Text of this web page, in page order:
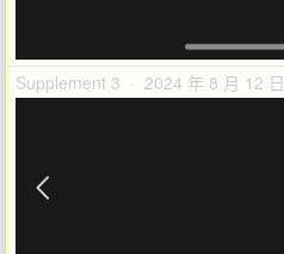
Supplement 3 · 2024 年 8 月 12 日